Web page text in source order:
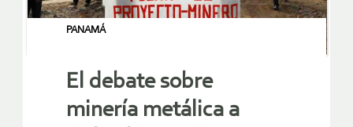
PANAMÁ
El debate sobre
minería metálica a